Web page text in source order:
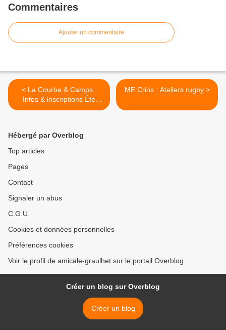
Commentaires
Ajouter un commentaire
< La Courbe & Camps :
Infos & inscriptions Été
2023
ME Crins : Ateliers rugby >
Hébergé par Overblog
Top articles
Pages
Contact
Signaler un abus
C.G.U.
Cookies et données personnelles
Préférences cookies
Voir le profil de amicale-graulhet sur le portail Overblog
Créer un blog sur Overblog
Créer un blog